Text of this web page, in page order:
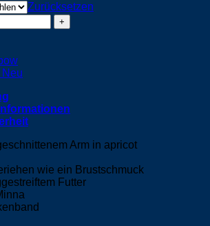
Zurücksetzen
Arm in apricot
wie ein Brustschmuck
Futter